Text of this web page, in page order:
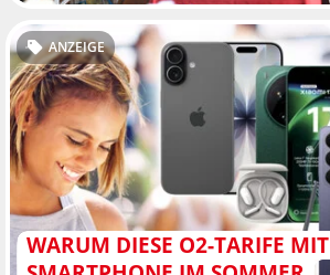
WARUM DIESE O2-TARIFE MIT
ANZEIGE